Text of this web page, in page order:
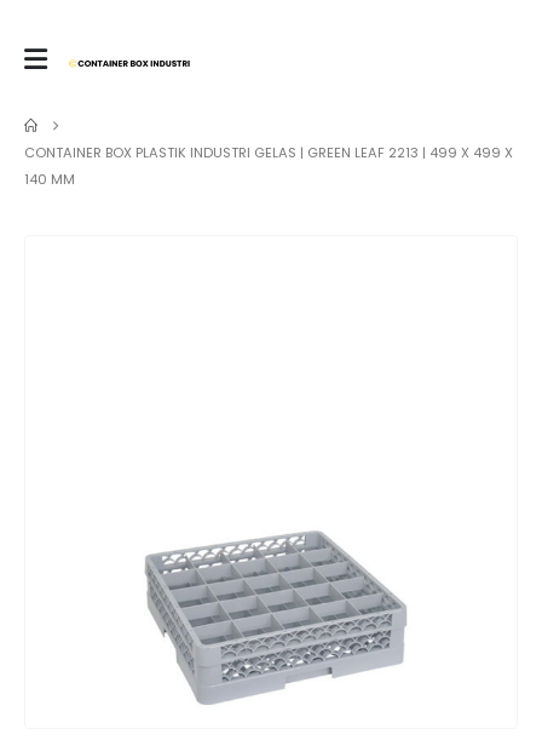
CONTAINER BOX PLASTIK INDUSTRI GELAS | GREEN LEAF 2213 | 499 X 499 X
140 MM